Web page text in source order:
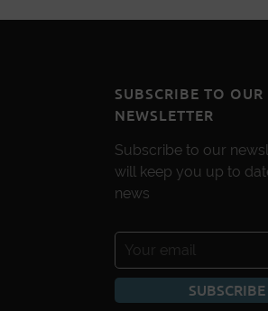
SUBSCRIBE TO OUR
NEWSLETTER
Subscribe to our
will keep you up to
news